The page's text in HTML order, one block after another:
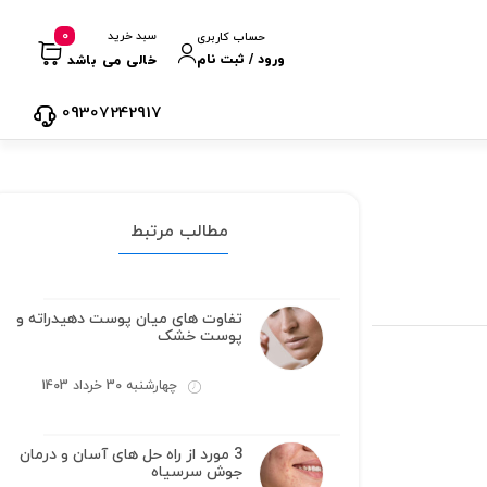
حساب کاربری
ورود / ثبت نام
سبد خرید
خالی می باشد
0
09307242917
مطالب مرتبط
تفاوت های میان پوست دهیدراته و
پوست خشک
چهارشنبه 30 خرداد 1403
3 مورد از راه حل های آسان و درمان
جوش سرسیاه